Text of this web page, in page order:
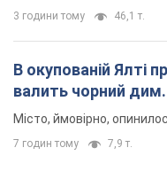
3 години тому 46,1 т.
В окупованій Ялті
валить чорний дим.
Місто, ймовірно,
7 годин тому 7,9 т.